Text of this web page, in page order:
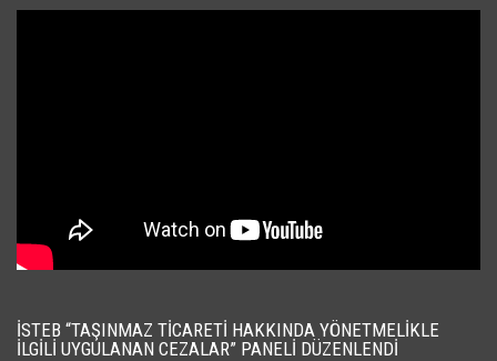
İSTEB “TAŞINMAZ TICARETI HAKKINDA YÖNETMELIKLE
İLGILI UYGULANAN CEZALAR” PANELI DÜZENLENDI